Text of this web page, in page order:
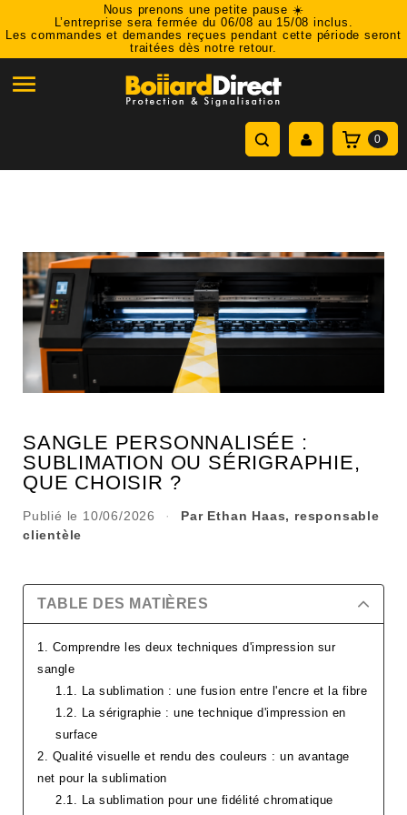
Nous prenons une petite pause ☀️
L’entreprise sera fermée du 06/08 au 15/08 inclus.
Les commandes et demandes reçues pendant cette période seront
traitées dès notre retour.

0
SANGLE PERSONNALISÉE :
SUBLIMATION OU SÉRIGRAPHIE,
QUE CHOISIR ?
Publié le 10/06/2026 ·
Par Ethan Haas, responsable
clientèle
TABLE DES MATIÈRES
1. Comprendre les deux techniques d'impression sur
sangle
1.1. La sublimation : une fusion entre l'encre et la fibre
1.2. La sérigraphie : une technique d'impression en
surface
2. Qualité visuelle et rendu des couleurs : un avantage
net pour la sublimation
2.1. La sublimation pour une fidélité chromatique